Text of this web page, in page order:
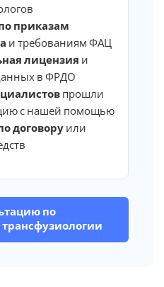
приказам
и требованиям ФАЦ
лицензия и
в ФРДО
прошли
с нашей помощью
договору или
по